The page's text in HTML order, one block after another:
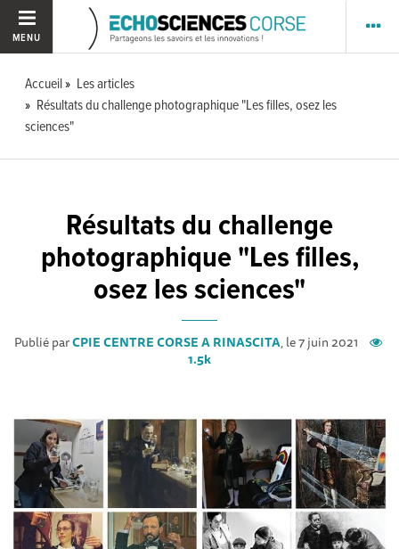
MENU
Accueil
Les articles
Résultats du challenge photographique "Les filles, osez les
sciences"
Résultats du challenge
photographique "Les filles,
osez les sciences"
Publié parCPIE CENTRE CORSE A RINASCITA, le 7 juin 2021
1.5k